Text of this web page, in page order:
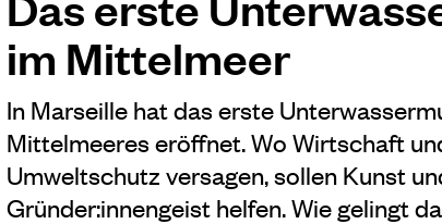
im Mittelmeer
In Marseille hat das erste
Mittelmeeres eröffnet. Wo Wirtschaft
Umweltschutz versagen, sollen Kunst
Gründer:innengeist helfen. Wie gelingt